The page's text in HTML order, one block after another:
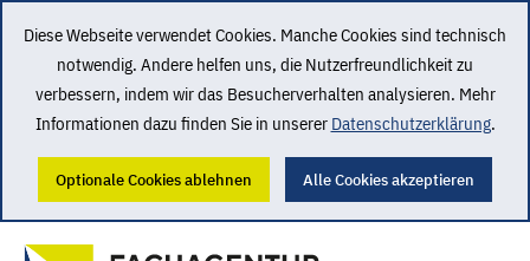
Diese Webseite verwendet Cookies. Manche Cookies sind technisch
notwendig. Andere helfen uns, die Nutzerfreundlichkeit zu
verbessern, indem wir das Besucherverhalten analysieren. Mehr
Informationen dazu finden Sie in unserer Datenschutzerklärung.
Optionale Cookies ablehnen Alle Cookies akzeptieren